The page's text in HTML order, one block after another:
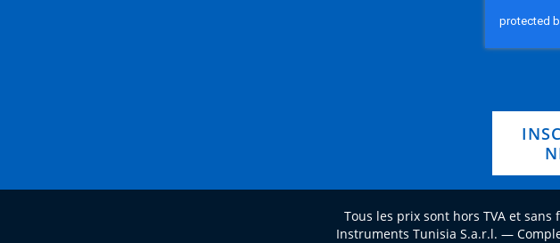
Tous les prix sont hors TVA et
Instruments Tunisia S.a.r.l. —